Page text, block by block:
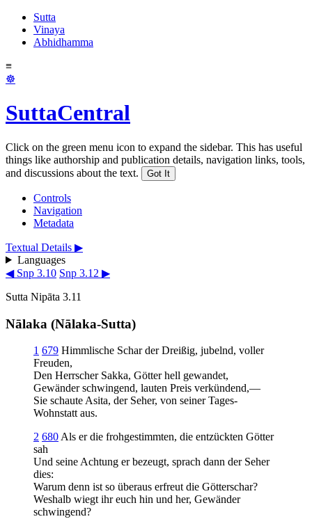
Sutta
Vinaya
Abhidhamma
≡
☸
SuttaCentral
Click on the green menu icon to expand the sidebar. This has useful
things like authorship and publication details, navigation links, tools,
and discussions about the text.
Got It
Controls
Navigation
Metadata
Textual Details ▶
Languages
◀ Snp 3.10 Snp 3.12 ▶
Sutta Nipāta 3.11
Nālaka (Nālaka-Sutta)
1 679 Himmlische Schar der Dreißig, jubelnd, voller
Freuden,
Den Herrscher Sakka, Götter hell gewandet,
Gewänder schwingend, lauten Preis verkündend,—
Sie schaute Asita, der Seher, von seiner Tages-
Wohnstatt aus.
2 680 Als er die frohgestimmten, die entzückten Götter
sah
Und seine Achtung er bezeugt, sprach dann der Seher
dies:
Warum denn ist so überaus erfreut die Götterschar?
Weshalb wiegt ihr euch hin und her, Gewänder
schwingend?